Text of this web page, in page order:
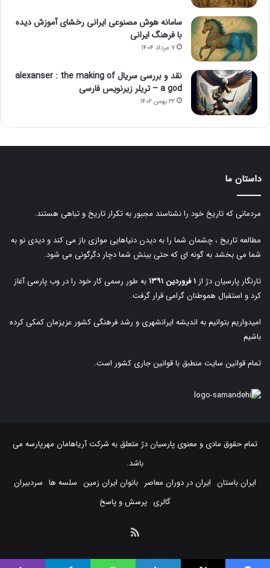
سامانه هوش مصنوعی ایرانی رخشای آموزش دیده
با فرهنگ ایرانی
۷ مرداد ۱۴۰۴
نقد و بررسی سریال alexanser : the making of
a god – تریلر زیرنویس فارسی
۲۲ بهمن ۱۴۰۲
داستان ما
مردمانی که تاریخ خود را نشناسند مجبور به تکرار تاریخ و تباهی هستند.
مطالعه تاریخ ، چشمان شما را به دیدن دنیاهایی موازی باز می کند و دیدی نو به
شما می بخشد به گونه ای که حتی بینش شما دچار دگرگونی می شود.
تارنگار پارسیان دژ از ۱ فروردین ۱۳۹۱
به طور رسمی کار خود را در وب پارسی آغاز
کرد و استقبال هموطنان گرامی قرار گرفت.
امیدواریم بتوانیم به اندیشه ایرانشهری و رشد فرهنگی کشور عزیزمان کمکی کرده
باشیم
تمام قوانین سایت منطبق با قوانین جاری کشور است.
تمام حقوق مادی و معنوی پارسیان دژ متعلق به شرکت آریاهامان مهرپارسه می
باشد.
ایران باستان ایران در دوران معاصر بانوان ایران زمین سلسه ها سردبیران
گالری پرسش و پاسخ
خوراک